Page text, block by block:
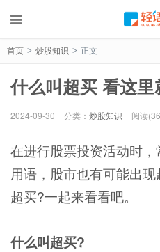
首页 > 炒股知识 > 正文
什么叫超买 看这里
2024-09-30 分类： 炒股知识 阅读
在进行股票投资活动时
用语，股市也有可能出
超买?一起来看看吧。
什么叫超买?